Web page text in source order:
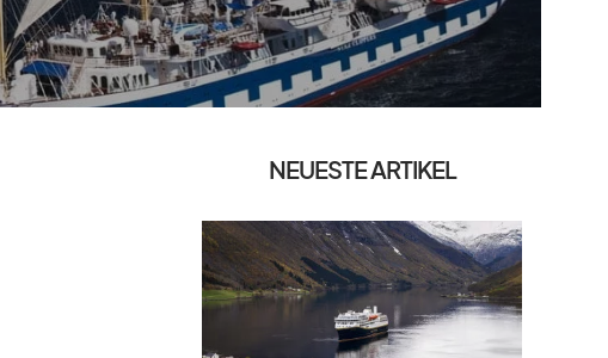
NEUESTE ARTIKEL